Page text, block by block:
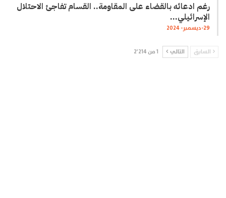
رغم ادعائه بالقضاء على المقاومة.. القسام تفاجئ الاحتلال
الإسرائيلي…
29-ديسمبر- 2024
السابق التالي 1 من 2٬214